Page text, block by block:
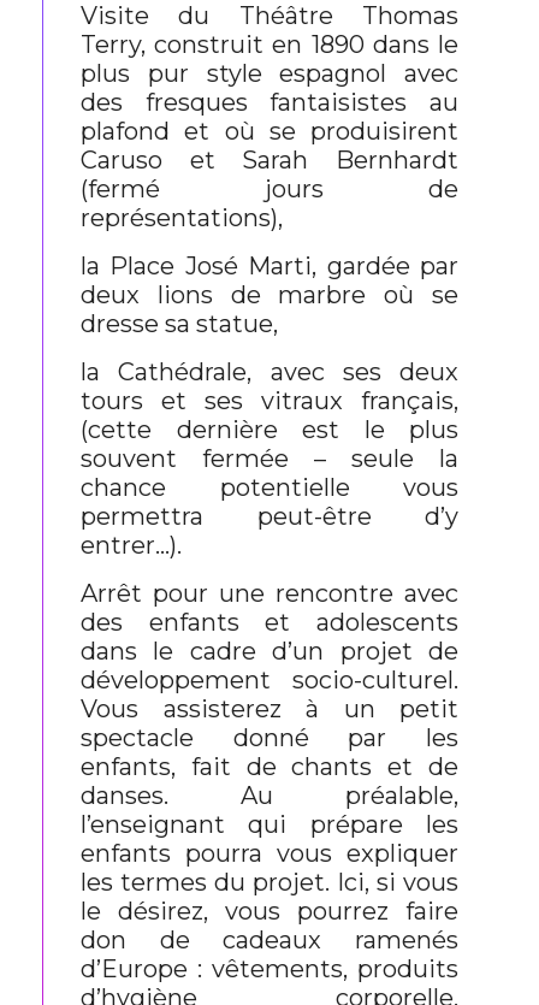
Visite du Théâtre Thomas
Terry, construit en 1890 dans le
plus pur style espagnol avec
des fresques fantaisistes au
plafond et où se produisirent
Caruso et Sarah Bernhardt
(fermé jours de
représentations),
la Place José Marti, gardée par
deux lions de marbre où se
dresse sa statue,
la Cathédrale, avec ses deux
tours et ses vitraux français,
(cette dernière est le plus
souvent fermée – seule la
chance potentielle vous
permettra peut-être d’y
entrer…).
Arrêt pour une rencontre avec
des enfants et adolescents
dans le cadre d’un projet de
développement socio-culturel.
Vous assisterez à un petit
spectacle donné par les
enfants, fait de chants et de
danses. Au préalable,
l’enseignant qui prépare les
enfants pourra vous expliquer
les termes du projet. Ici, si vous
le désirez, vous pourrez faire
don de cadeaux ramenés
d’Europe : vêtements, produits
d’hygiène corporelle,